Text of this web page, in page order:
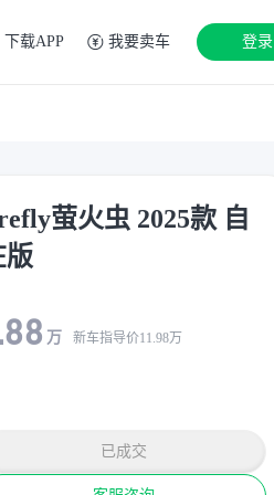
下载APP 我要卖车 登录
萤火虫 2025款 自
版
万 新车指导价11.98万
已成交